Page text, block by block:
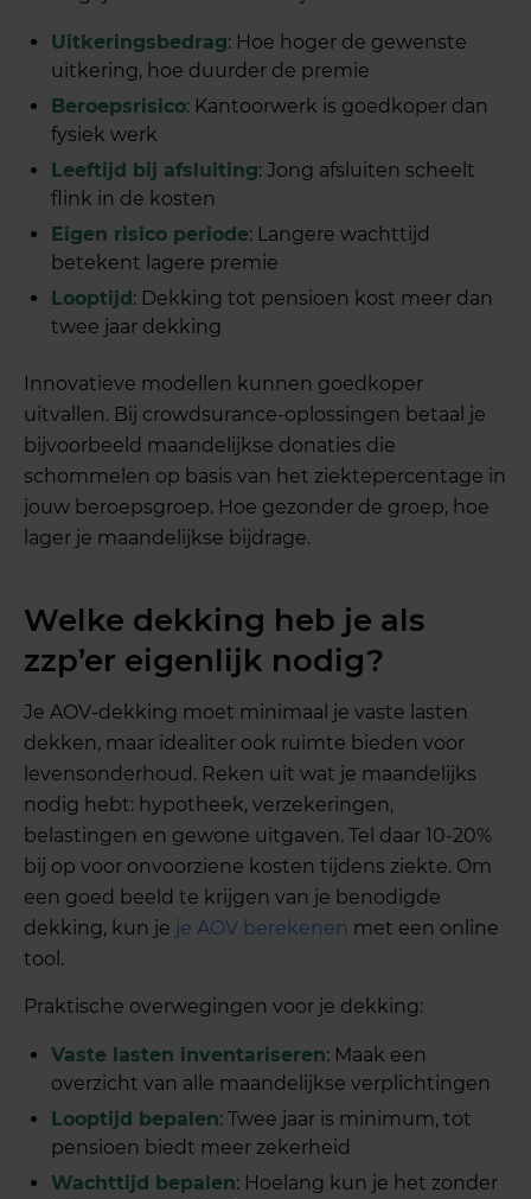
Uitkeringsbedrag: Hoe hoger de gewenste
uitkering, hoe duurder de premie
Beroepsrisico: Kantoorwerk is goedkoper dan
fysiek werk
Leeftijd bij afsluiting: Jong afsluiten scheelt
flink in de kosten
Eigen risico periode: Langere wachttijd
betekent lagere premie
Looptijd : Dekking tot pensioen kost meer dan
twee jaar dekking
Innovatieve modellen kunnen goedkoper
uitvallen. Bij crowdsurance-oplossingen betaal je
bijvoorbeeld maandelijkse donaties die
schommelen op basis van het ziektepercentage in
jouw beroepsgroep. Hoe gezonder de groep, hoe
lager je maandelijkse bijdrage.
Welke dekking heb je als
zzp’er eigenlijk nodig?
Je AOV-dekking moet minimaal je vaste lasten
dekken, maar idealiter ook ruimte bieden voor
levensonderhoud. Reken uit wat je maandelijks
nodig hebt: hypotheek, verzekeringen,
belastingen en gewone uitgaven. Tel daar 10-20%
bij op voor onvoorziene kosten tijdens ziekte. Om
een goed beeld te krijgen van je benodigde
dekking, kun je je AOV berekenen met een online
tool.
Praktische overwegingen voor je dekking:
Vaste lasten inventariseren: Maak een
overzicht van alle maandelijkse verplichtingen
Looptijd bepalen: Twee jaar is minimum, tot
pensioen biedt meer zekerheid
Wachttijd bepalen: Hoelang kun je het zonder